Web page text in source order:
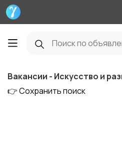
Вакансии - Искусство и
👉 Сохранить поиск